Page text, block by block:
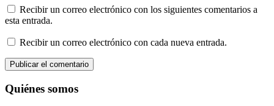
Recibir un correo electrónico con los siguientes comentarios a
esta entrada.
Recibir un correo electrónico con cada nueva entrada.
Quiénes somos